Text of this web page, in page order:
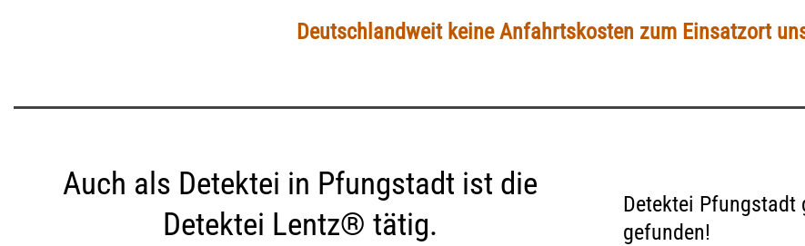
Deutschlandweit keine Anfahrtskosten zum Einsatzort
Auch als Detektei in Pfungstadt ist die
Detektei Lentz® tätig.
Detektei Pfungstadt
gefunden!